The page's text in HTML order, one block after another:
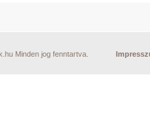
Minden jog fenntartva.